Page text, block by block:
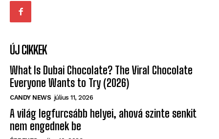
ÚJ CIKKEK
Everyone Wants to Try (2026)
CANDY NEWS július 11, 2026
A világ legfurcsább helyei, ahová szinte senkit
nem engednek be
ÉRDEKES május 10, 2026